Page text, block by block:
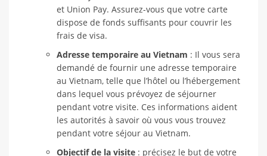
et Union Pay. Assurez-vous que votre carte
dispose de fonds suffisants pour couvrir les
frais de visa.
Adresse temporaire au Vietnam : Il vous sera
demandé de fournir une adresse temporaire
au Vietnam, telle que l’hôtel ou l’hébergement
dans lequel vous prévoyez de séjourner
pendant votre visite. Ces informations aident
les autorités à savoir où vous vous trouvez
pendant votre séjour au Vietnam.
Objectif de la visite : précisez le but de votre